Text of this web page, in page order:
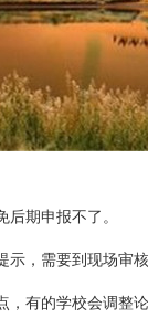
期申报不了。
需要到现场审核
有的学校会调整论